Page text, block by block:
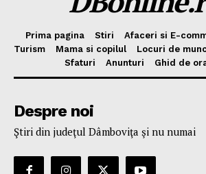
Prima pagina Stiri Afaceri si E-
Turism
Mama si copilul Locuri de
Sfaturi
Anunturi Ghid de
Despre noi
Ştiri din judeţul Dâmboviţa şi nu numai